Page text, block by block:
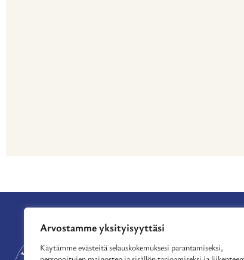
Arvostamme yksityisyyttäsi
Käytämme evästeitä selauskokemuksesi parantamiseksi,
TUE